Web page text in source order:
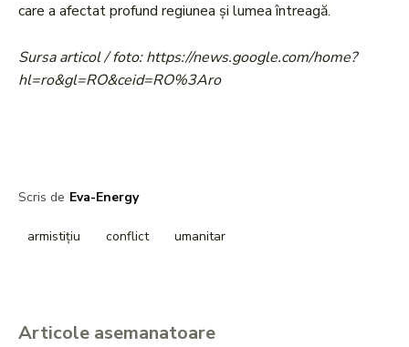
care a afectat profund regiunea și lumea întreagă.
Sursa articol / foto: https://news.google.com/home?
hl=ro&gl=RO&ceid=RO%3Aro
Scris de Eva-Energy
armistițiu conflict umanitar
Articole asemanatoare